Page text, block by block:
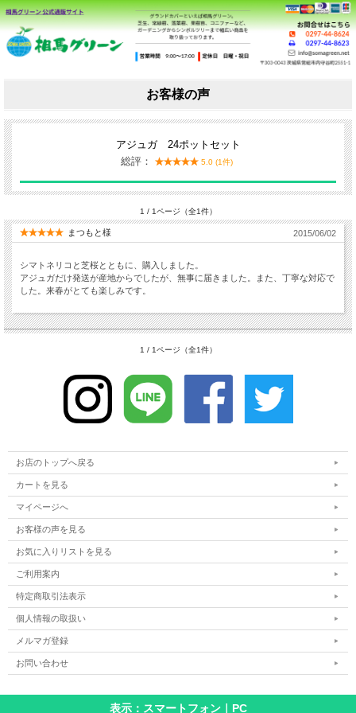
お客様の声
アジュガ 24ポットセット
総評：
5.0 (1件)
1 / 1ページ（全1件）
まつもと様 2015/06/02
シマトネリコと芝桜とともに、購入しました。
アジュガだけ発送が産地からでしたが、無事に届きました。また、丁寧な対応で
した。来春がとても楽しみです。
1 / 1ページ（全1件）
お店のトップへ戻る
カートを見る
マイページへ
お客様の声を見る
お気に入りリストを見る
ご利用案内
特定商取引法表示
個人情報の取扱い
メルマガ登録
お問い合わせ
表示：スマートフォン｜ PC